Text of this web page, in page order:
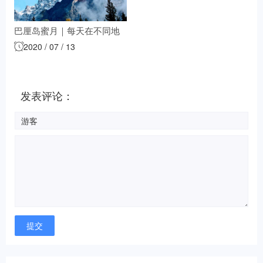
巴厘岛蜜月｜每天在不同地
方看日落，走到哪里都想喝
2020 / 07 / 13
发表评论：